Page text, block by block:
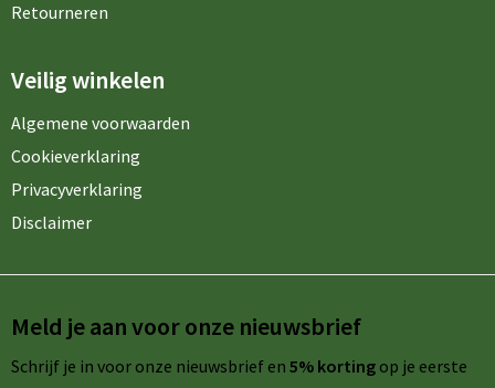
Retourneren
Veilig winkelen
Algemene voorwaarden
Cookieverklaring
Privacyverklaring
Disclaimer
Meld je aan voor onze nieuwsbrief
Schrijf je in voor onze nieuwsbrief en 5% kortingop je eerste